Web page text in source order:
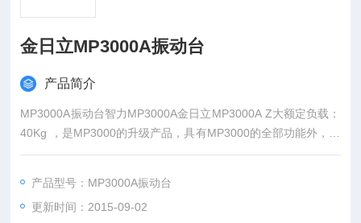
金日立MP3000A振动台
产品简介
MP3000A振动台智力MP3000A金日立MP3000A Z大额定负载：
40Kg ，是MP3000的升级产品，具有MP3000的全部功能外，增
加可任意设定并储存震动幅度级数，使用更加方便可靠。
产品型号：MP3000A振动台
更新时间：2015-09-02